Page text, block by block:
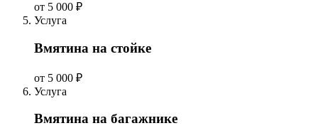
от 5 000 ₽
Услуга
Вмятина на стойке
от 5 000 ₽
Услуга
Вмятина на багажнике